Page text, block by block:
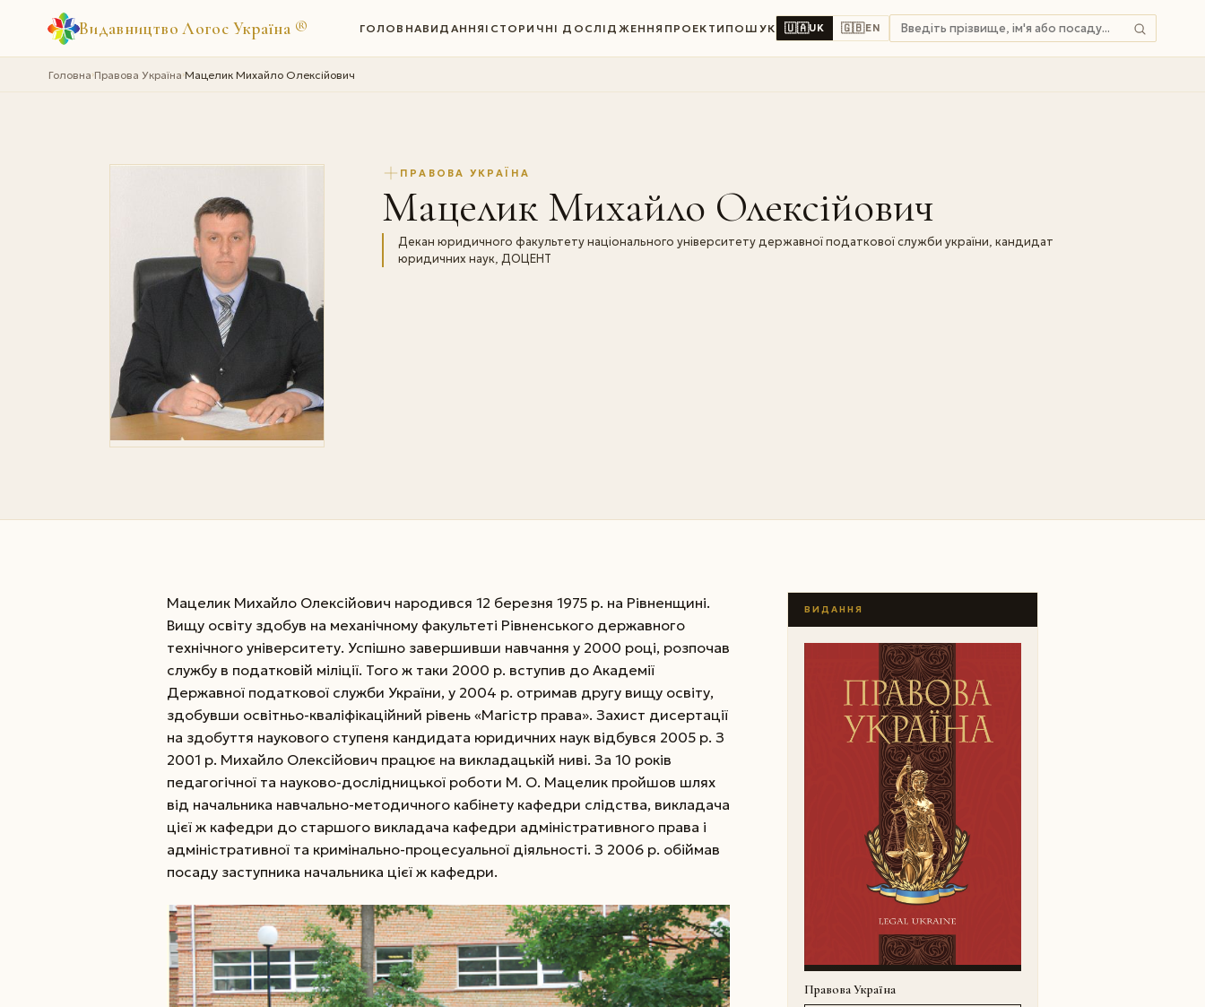
Видавництво Логос Україна ® ГОЛОВНАВИДАННЯ ІСТОРИЧНІ ДОСЛІДЖЕННЯ ПРОЕКТИ ПОШУК 🇺🇦UK 🇬🇧EN
Головна›Правова Україна›Мацелик Михайло Олексійович
ПРАВОВА УКРАЇНА
Мацелик Михайло Олексійович
Декан юридичного факультету національного університету державної податкової служби україни, кандидат
юридичних наук, ДОЦЕНТ
Мацелик Михайло Олексійович народився 12 березня 1975 р. на Рівненщині.
Вищу освіту здобув на механічному факультеті Рівненського державного
технічного університету. Успішно завершивши навчання у 2000 році, розпочав
службу в податковій міліції. Того ж таки 2000 р. вступив до Академії
Державної податкової служби України, у 2004 р. отримав другу вищу освіту,
здобувши освітньо-кваліфікаційний рівень «Магістр права». Захист дисертації
на здобуття наукового ступеня кандидата юридичних наук відбувся 2005 р. З
2001 р. Михайло Олексійович працює на викладацькій ниві. За 10 років
педагогічної та науково-дослідницької роботи М. О. Мацелик пройшов шлях
від начальника навчально-методичного кабінету кафедри слідства, викладача
цієї ж кафедри до старшого викладача кафедри адміністративного права і
адміністративної та кримінально-процесуальної діяльності. З 2006 р. обіймав
посаду заступника начальника цієї ж кафедри.
ВИДАННЯ
Правова Україна